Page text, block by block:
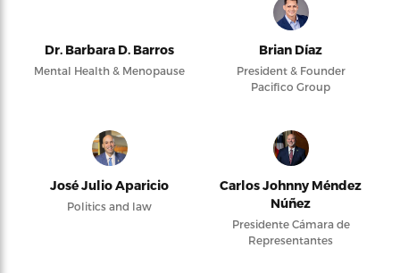
Dr. Barbara D. Barros
Mental Health & Menopause
Brian Díaz
President & Founder
Pacifico Group
José Julio Aparicio
Politics and law
Carlos Johnny Méndez
Núñez
Presidente Cámara de
Representantes